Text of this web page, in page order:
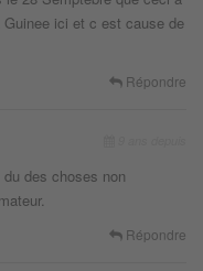
ici et c est cause de
Répondre
des choses non
Répondre